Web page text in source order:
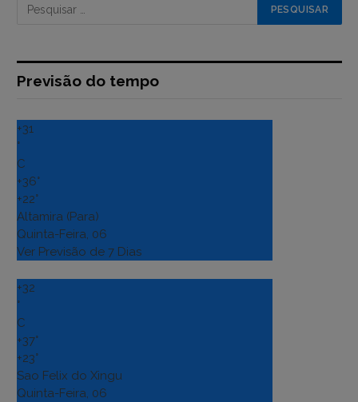
Previsão do tempo
+31
°
C
+36°
+22°
Altamira (Para)
Quinta-Feira, 06
Ver Previsão de 7 Dias
+32
°
C
+37°
+23°
Sao Felix do Xingu
Quinta-Feira, 06